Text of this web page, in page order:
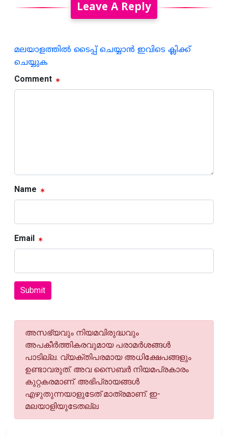
Leave A Reply
മലയാളത്തില്‍ ടൈപ്പ് ചെയ്യാന്‍ ഇവിടെ ക്ലിക്ക്
ചെയ്യുക
Comment
Name
Email
Submit
അസഭ്യവും നിയമവിരുദ്ധവും
അപകീര്‍ത്തികരവുമായ പരാമര്‍ശങ്ങള്‍
പാടില്ല. വ്യക്തിപരമായ അധിക്ഷേപങ്ങളും
ഉണ്ടാവരുത്. അവ സൈബര്‍ നിയമപ്രകാരം
കുറ്റകരമാണ്. അഭിപ്രായങ്ങള്‍
എഴുതുന്നയാളുടേത് മാത്രമാണ്. ഇ-
മലയാളിയുടേതല്ല